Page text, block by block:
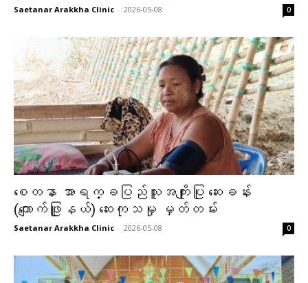
Saetanar Arakkha Clinic - 2026-05-08 0
စေတနာ အာရက္ခပြည်သူအကျိုးပြု ဆေးခန်း
(ကျောက်ဖြူနယ်) ဆေးကုသမှု မှတ်တမ်း
Saetanar Arakkha Clinic - 2026-05-08 0